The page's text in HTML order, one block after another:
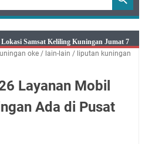
2026 Mobil SIM Keliling Ada di
Sindangagung
Hidupmu, Kamu Akan Tetap Berjalan
Meskipun Memiliki Sekarung Penuh Uang
Waktu itu Bukan Cuma Kewajiban, Tapi
oke / lain-lain / liputan kuningan
Layanan Mobil
Ada di Pusat